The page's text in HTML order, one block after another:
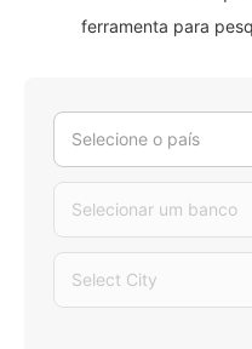
ferramenta para
Selecione o país
Selecionar um banco
Select City